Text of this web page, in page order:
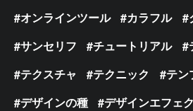
オンラインツール
カラフル
サンセリフ
チュートリアル
テクスチャ
テクニック
テン
デザインの種
デザインエフェ